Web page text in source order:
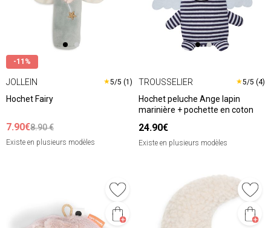
-11%
JOLLEIN ★5/5 (1)
Hochet Fairy
7.90€8.90 €
Existe en plusieurs modèles
TROUSSELIER ★5/5 (4)
Hochet peluche Ange lapin
marinière + pochette en coton
24.90€
Existe en plusieurs modèles